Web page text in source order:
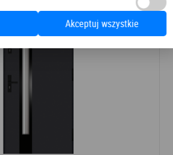
Akceptuj wszystkie